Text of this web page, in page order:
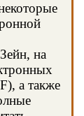
на
а также